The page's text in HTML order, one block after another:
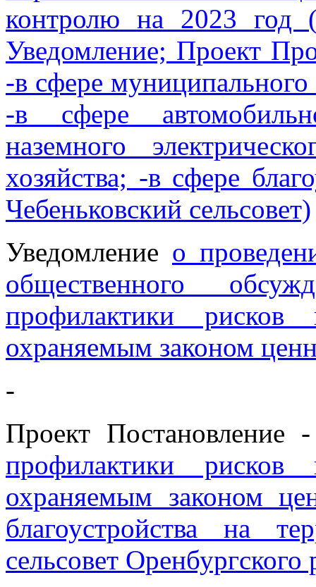
контролю на 2023 год
Уведомление; Проект
-в сфере
-в сфере
наземного
хозяйства; -в сфере
Чебеньковский сельсовет)
Уведомление о
общественного
профилактики
охраняемым законом
-
Проект Постановление
профилактики
охраняемым законом
благоустройства на
сельсовет